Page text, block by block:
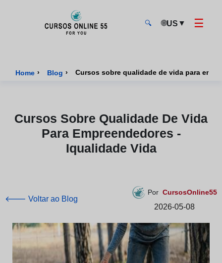
🔍 🌐US ▼ ☰
Home › Blog › Cursos sobre qualidade de vida para
Cursos Sobre Qualidade De Vida
Para Empreendedores -
Iqualidade Vida
🡐 Voltar ao Blog
Por CursosOnline55
2026-05-08